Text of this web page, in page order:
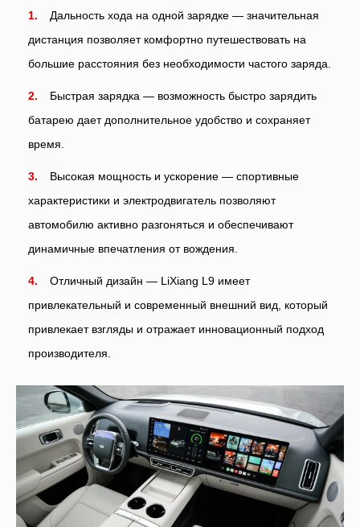
Дальность хода на одной зарядке — значительная
дистанция позволяет комфортно путешествовать на
большие расстояния без необходимости частого заряда.
Быстрая зарядка — возможность быстро зарядить
батарею дает дополнительное удобство и сохраняет
время.
Высокая мощность и ускорение — спортивные
характеристики и электродвигатель позволяют
автомобилю активно разгоняться и обеспечивают
динамичные впечатления от вождения.
Отличный дизайн — LiXiang L9 имеет
привлекательный и современный внешний вид, который
привлекает взгляды и отражает инновационный подход
производителя.